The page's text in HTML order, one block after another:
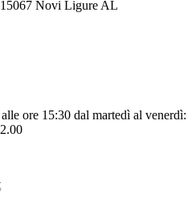
Novi Ligure AL
ore 15:30 dal martedì al venerdì: